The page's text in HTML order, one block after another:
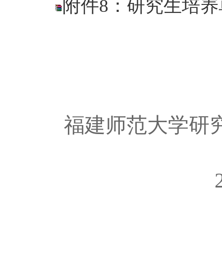
附件8：研究生培
福建师范大学研